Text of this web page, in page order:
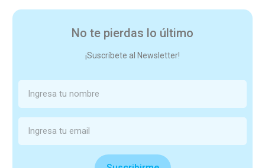
No te pierdas lo último
¡Suscríbete al Newsletter!